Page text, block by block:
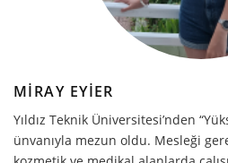
MIRAY EYIER
Yıldız Teknik Üniversitesi’nden
ünvanıyla mezun oldu. Mesleği